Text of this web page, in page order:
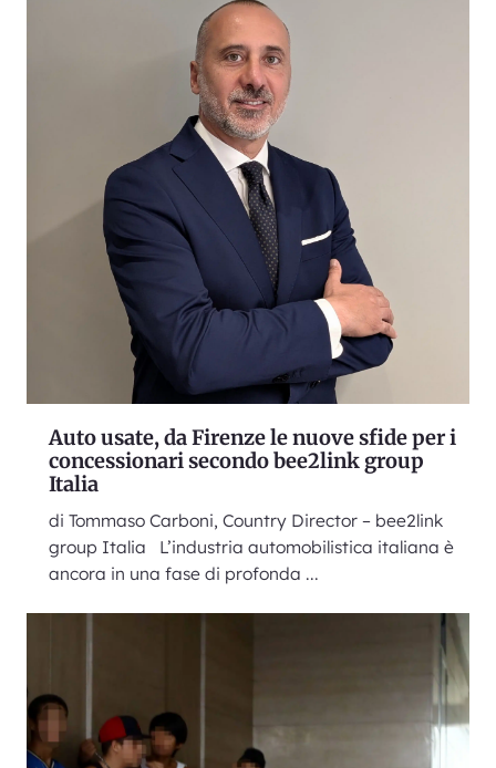
Auto usate, da Firenze le nuove sfide per i
concessionari secondo bee2link group
Italia
di Tommaso Carboni, Country Director – bee2link
group Italia L’industria automobilistica italiana è
ancora in una fase di profonda ...